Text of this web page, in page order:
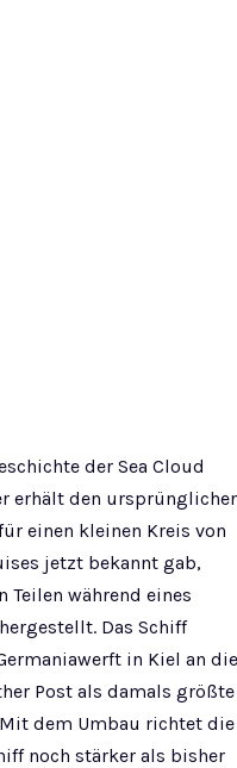
der Sea Cloud
erhält den
einen kleinen Kreis von
jetzt bekannt gab,
während eines
Das Schiff
in Kiel an die
Post als damals größte
dem Umbau richtet die
noch stärker als bisher